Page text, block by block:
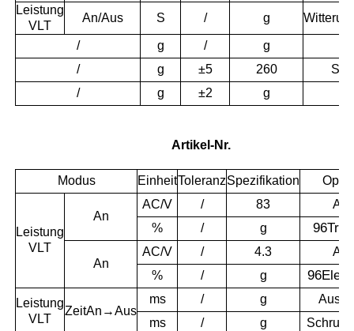
Leistung
VLT
An/Aus S / g
/ g /
g
/
g ±5 260
/
g ±2 g
Artikel-Nr.
Modus EinheitToleranzSpezifikation
Leistung
VLT
An
AC/V / 83
%
/ g 96
An
AC/V / 4.3
%
/ g 96
Leistung
VLT
ZeitAn→Aus
ms / g
ms
/ g